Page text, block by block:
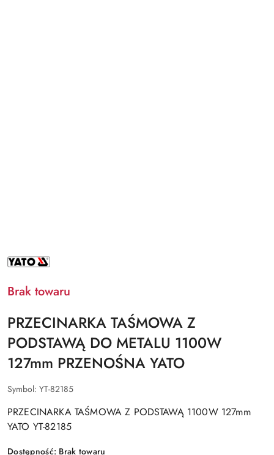
NAZWA
PRODUCENTA:
Brak towaru
PRZECINARKA TAŚMOWA Z
PODSTAWĄ DO METALU 1100W
127mm PRZENOŚNA YATO
Symbol: YT-82185
PRZECINARKA TAŚMOWA Z PODSTAWĄ 1100W 127mm
YATO YT-82185
Dostępność: Brak towaru